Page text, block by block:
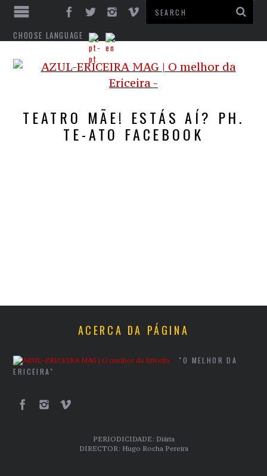
CHOOSE LANGUAGE
TEATRO MÃE! ESTÁS AÍ? PH.
TE-ATO FACEBOOK
ACERCA DA PÁGINA
"O MELHOR DA
ERICEIRA"
PERIODICIDADE: Diária
DIRECTOR: Hugo Rocha Pereira